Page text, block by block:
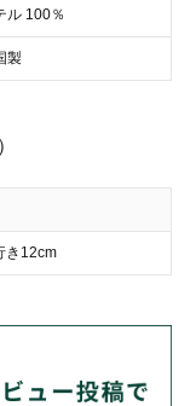
ル 100％
製
き12cm